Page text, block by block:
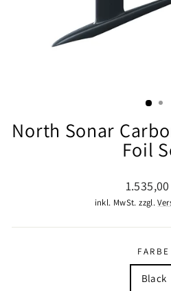
North Sonar
Foil
Normaler
Preis
inkl. MwSt. zzgl.
FARBE
Black